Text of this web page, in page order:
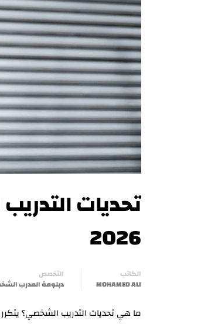
تحديات
2026
الكاتب
MOHAMED ALI
التخصص
دبلومة المدرب
ما هي تحديات التدريب الشخصي؟